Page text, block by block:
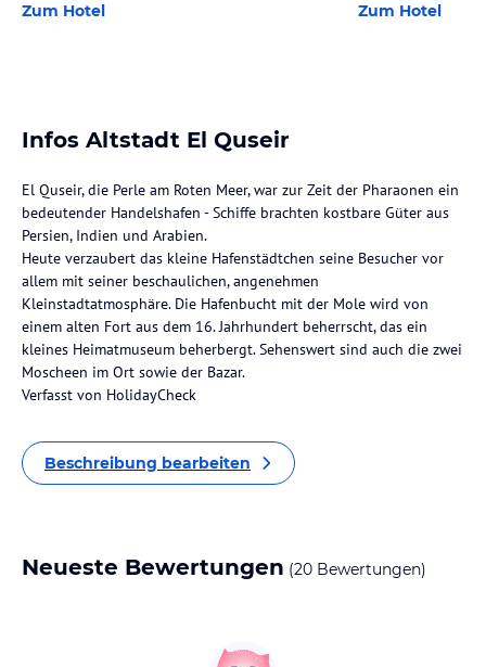
Zum Hotel Zum Hotel
Infos Altstadt El Quseir
El Quseir, die Perle am Roten Meer, war zur Zeit der Pharaonen ein
bedeutender Handelshafen - Schiffe brachten kostbare Güter aus
Persien, Indien und Arabien.
Heute verzaubert das kleine Hafenstädtchen seine Besucher vor
allem mit seiner beschaulichen, angenehmen
Kleinstadtatmosphäre. Die Hafenbucht mit der Mole wird von
einem alten Fort aus dem 16. Jahrhundert beherrscht, das ein
kleines Heimatmuseum beherbergt. Sehenswert sind auch die zwei
Moscheen im Ort sowie der Bazar.
Verfasst von HolidayCheck
Beschreibung bearbeiten
Neueste Bewertungen (20 Bewertungen)